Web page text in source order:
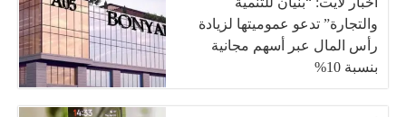
والتجارة” تدعو عموميتها لزيادة
رأس المال عبر أسهم مجانية
بنسبة 10%